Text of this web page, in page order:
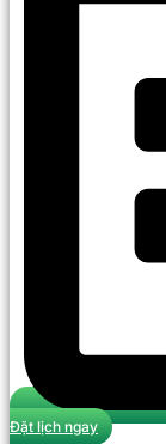
Đặt lịch ngay